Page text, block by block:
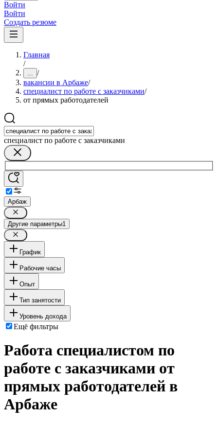
Войти
Войти
Создать резюме
Главная
/
... /
вакансии в Арбаже/
специалист по работе с заказчиками/
от прямых работодателей
специалист по работе с заказчиками
Арбаж
Другие параметры1
График
Рабочие часы
Опыт
Тип занятости
Уровень дохода
Ещё фильтры
Работа специалистом по
работе с заказчиками от
прямых работодателей в
Арбаже